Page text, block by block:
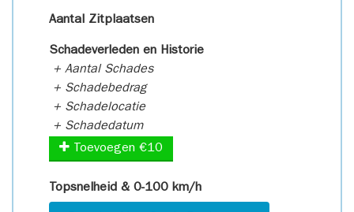
Aantal Zitplaatsen
Schadeverleden en Historie
+ Aantal Schades
+ Schadebedrag
+ Schadelocatie
+ Schadedatum
Toevoegen €10
Topsnelheid & 0-100 km/h